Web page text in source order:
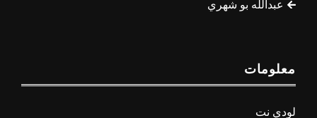
عبدالله بو شهري
معلومات
لودي نت